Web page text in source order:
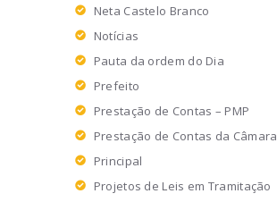
Neta Castelo Branco
Notícias
Pauta da ordem do Dia
Prefeito
Prestação de Contas – PMP
Prestação de Contas da Câmara
Principal
Projetos de Leis em Tramitação